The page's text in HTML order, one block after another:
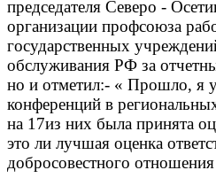
председателя Северо -
организации профсоюза
государственных
обслуживания РФ за
но и отметил:- « Прошло, я
конференций в
на 17из них была принята
это ли лучшая оценка
добросовестного отношения